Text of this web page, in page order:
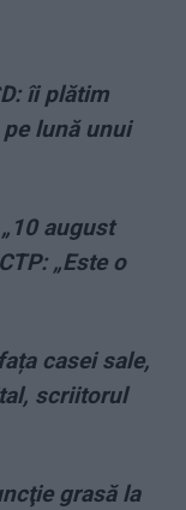
îi plătim
lună unui
august
„Este o
casei sale,
scriitorul
grasă la